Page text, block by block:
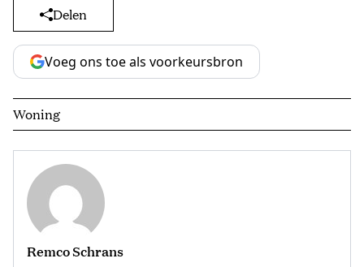
Delen
Voeg ons toe als voorkeursbron
Woning
Remco Schrans